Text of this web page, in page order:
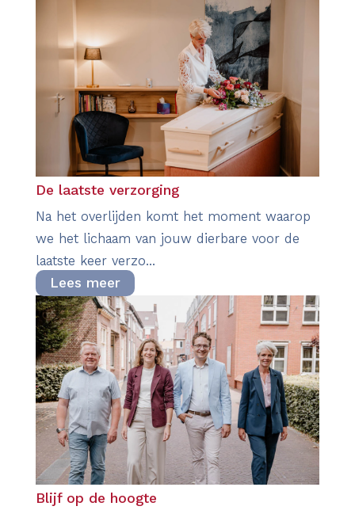
De laatste verzorging
Na het overlijden komt het moment waarop
we het lichaam van jouw dierbare voor de
laatste keer verzo...
Lees meer
Blijf op de hoogte